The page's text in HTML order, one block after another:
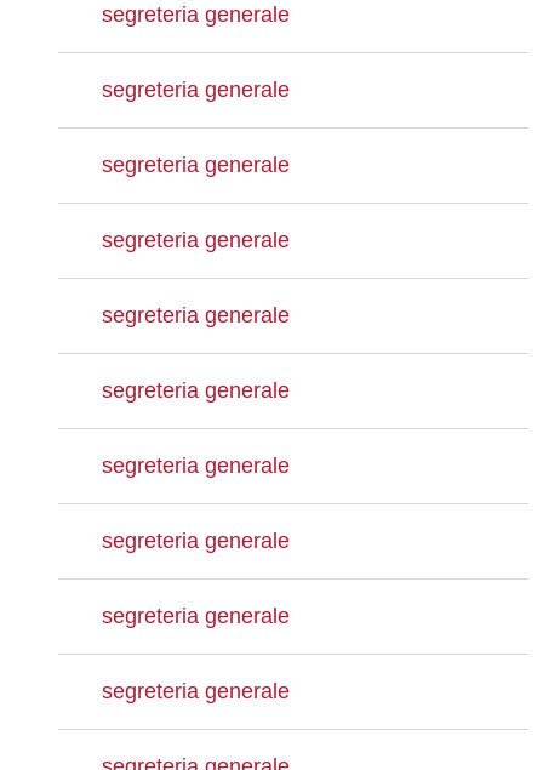
segreteria generale
segreteria generale
segreteria generale
segreteria generale
segreteria generale
segreteria generale
segreteria generale
segreteria generale
segreteria generale
segreteria generale